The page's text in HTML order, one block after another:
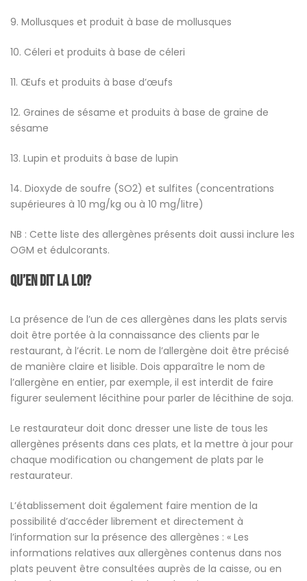
9. Mollusques et produit à base de mollusques
10. Céleri et produits à base de céleri
11. Œufs et produits à base d’œufs
12. Graines de sésame et produits à base de graine de
sésame
13. Lupin et produits à base de lupin
14. Dioxyde de soufre (SO2) et sulfites (concentrations
supérieures à 10 mg/kg ou à 10 mg/litre)
NB : Cette liste des allergènes présents doit aussi inclure les
OGM et édulcorants.
Qu’en dit la loi?
La présence de l’un de ces allergènes dans les plats servis
doit être portée à la connaissance des clients par le
restaurant, à l’écrit. Le nom de l’allergène doit être précisé
de manière claire et lisible. Dois apparaître le nom de
l’allergène en entier, par exemple, il est interdit de faire
figurer seulement lécithine pour parler de lécithine de soja.
Le restaurateur doit donc dresser une liste de tous les
allergènes présents dans ces plats, et la mettre à jour pour
chaque modification ou changement de plats par le
restaurateur.
L’établissement doit également faire mention de la
possibilité d’accéder librement et directement à
l’information sur la présence des allergènes : « Les
informations relatives aux allergènes contenus dans nos
plats peuvent être consultées auprès de la caisse, ou en